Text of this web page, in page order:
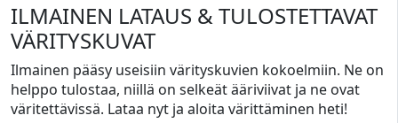
ILMAINEN LATAUS & TULOSTETTAVAT
VÄRITYSKUVAT
Ilmainen pääsy useisiin värityskuvien kokoelmiin. Ne on
helppo tulostaa, niillä on selkeät ääriviivat ja ne ovat
väritettävissä. Lataa nyt ja aloita värittäminen heti!